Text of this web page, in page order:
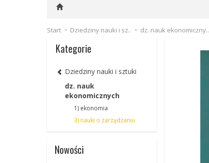
Start Dziedziny nauki i sz.. dz. nauk ekonomiczny..
Kategorie
Dziedziny nauki i sztuki
dz. nauk
ekonomicznych
1) ekonomia
3) nauki o zarządzaniu
Nowości